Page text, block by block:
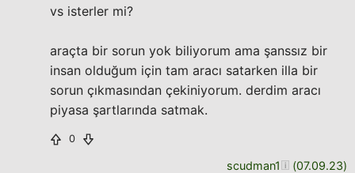
vs isterler mi?
araçta bir sorun yok biliyorum ama şanssız bir
insan olduğum için tam aracı satarken illa bir
sorun çıkmasından çekiniyorum. derdim aracı
piyasa şartlarında satmak.
0
scudman1 (07.09.23)